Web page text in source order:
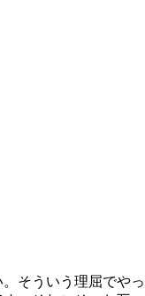
そういう理屈でやっ